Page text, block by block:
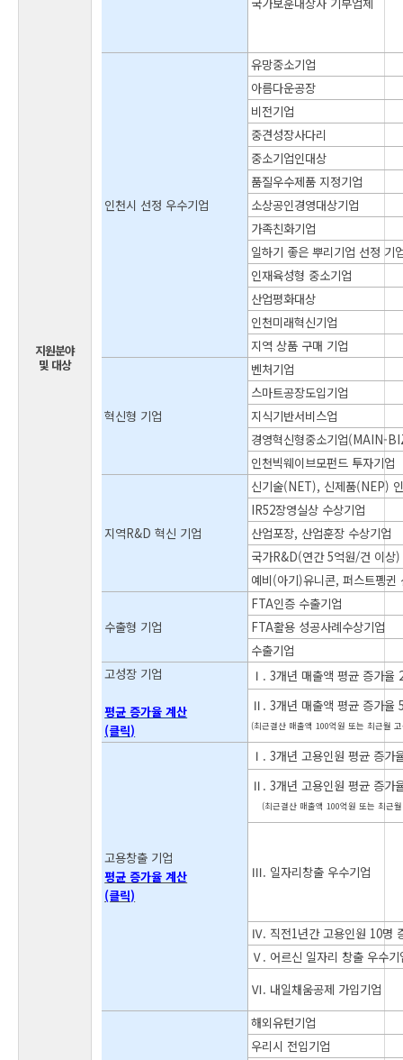
지원분야
및 대상
인천시 선정 우수기업
유망중소기업
아름다운공장
비전기업
중견성장사다리
중소기업인대상
품질우수제품 지정기업
소상공인경영대상기업
가족친화기업
일하기 좋은 뿌리기업 선정 기
인재육성형 중소기업
산업평화대상
인천미래혁신기업
지역 상품 구매 기업
혁신형 기업
벤처기업
스마트공장도입기업
지식기반서비스업
경영혁신형중소기업(MAIN-
인천빅웨이브모펀드 투자기업
지역R&D 혁신 기업
신기술(NET), 신제품(NEP)
IR52장영실상 수상기업
산업포장, 산업훈장 수상기업
국가R&D(연간 5억원/건 이상
예비(아기)유니콘, 퍼스트펭귄
수출형 기업
FTA인증 수출기업
FTA활용 성공사례수상기업
수출기업
고성장 기업
평균 증가율 계산
(클릭)
Ⅰ. 3개년 매출액 평균 증가율
Ⅱ. 3개년 매출액 평균 증가율
(최근결산 매출액 100억원 또는 최근월
고용창출 기업
평균 증가율 계산
(클릭)
Ⅰ. 3개년 고용인원 평균 증가
Ⅱ. 3개년 고용인원 평균 증가
(최근결산 매출액 100억원 또는 최근
Ⅲ. 일자리창출 우수기업
Ⅳ. 직전1년간 고용인원 10명
Ⅴ. 어르신 일자리 창출 우수기
Ⅵ. 내일채움공제 가입기업
해외유턴기업
우리시 전입기업